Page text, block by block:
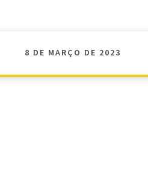
8 DE MARÇO DE 2023